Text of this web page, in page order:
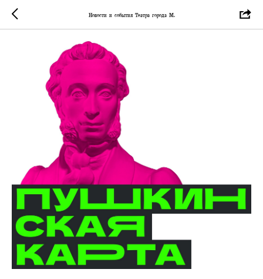
Новости и события Театра города М.